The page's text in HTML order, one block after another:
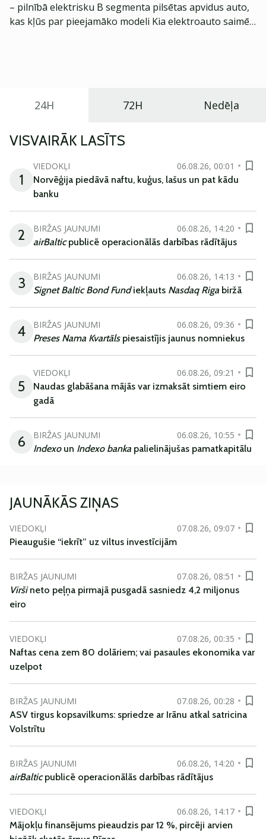
– pilnībā elektrisku B segmenta pilsētas apvidus auto,
kas kļūs par pieejamāko modeli Kia elektroauto saimē
24H 72H Nedēļa
VISVAIRĀK LASĪTS
1
VIEDOKĻI
06.08.26, 00:01
Norvēģija piedāvā naftu, kuģus, lašus un pat kādu
banku
2 BIRŽAS JAUNUMI
06.08.26, 14:20
airBalticpublicē operacionālās darbības rādītājus
3 BIRŽAS JAUNUMI
06.08.26, 14:13
Signet Baltic Bond Fundiekļauts Nasdaq Riga biržā
4 BIRŽAS JAUNUMI
06.08.26, 09:36
Preses Nama Kvartāls piesaistījis jaunus nomniekus
5
VIEDOKĻI
06.08.26, 09:21
Naudas glabāšana mājās var izmaksāt simtiem eiro
gadā
6 BIRŽAS JAUNUMI
06.08.26, 10:55
Indexoun Indexo banka palielinājušas pamatkapitālu
JAUNĀKĀS ZIŅAS
VIEDOKĻI
07.08.26, 09:07
Pieaugušie “iekrīt” uz viltus investīcijām
BIRŽAS JAUNUMI
07.08.26, 08:51
Viršineto peļņa pirmajā pusgadā sasniedz 4,2 miljonus
eiro
VIEDOKĻI
07.08.26, 00:35
Naftas cena zem 80 dolāriem; vai pasaules ekonomika var
uzelpot
BIRŽAS JAUNUMI
07.08.26, 00:28
ASV tirgus kopsavilkums: spriedze ar Irānu atkal satricina
Volstrītu
BIRŽAS JAUNUMI
06.08.26, 14:20
airBalticpublicē operacionālās darbības rādītājus
VIEDOKĻI
06.08.26, 14:17
Mājokļu finansējums pieaudzis par 12 %, pircēji arvien